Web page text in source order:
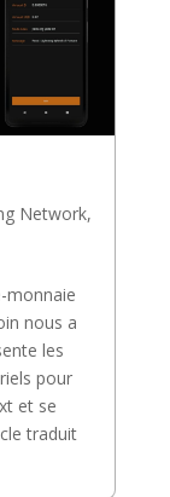
Network,
monnaie
nous a
les
pour
et se
traduit